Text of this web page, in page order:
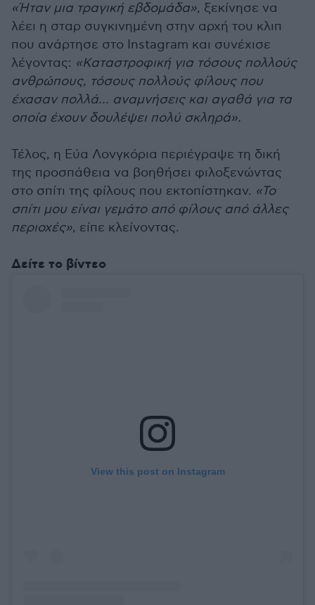
«Ήταν μια τραγική εβδομάδα», ξεκίνησε να
λέει η σταρ συγκινημένη στην αρχή του κλιπ
που ανάρτησε στο Instagram και συνέχισε
λέγοντας: «Καταστροφική για τόσους πολλούς
ανθρώπους, τόσους πολλούς φίλους που
έχασαν πολλά... αναμνήσεις και αγαθά για τα
οποία έχουν δουλέψει πολύ σκληρά».
Τέλος, η Εύα Λονγκόρια περιέγραψε τη δική
της προσπάθεια να βοηθήσει φιλοξενώντας
στο σπίτι της φίλους που εκτοπίστηκαν. «Το
σπίτι μου είναι γεμάτο από φίλους από άλλες
περιοχές», είπε κλείνοντας.
Δείτε το βίντεο
View this post on Instagram